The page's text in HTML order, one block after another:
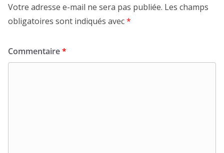
Votre adresse e-mail ne sera pas publiée. Les champs
obligatoires sont indiqués avec*
Commentaire*